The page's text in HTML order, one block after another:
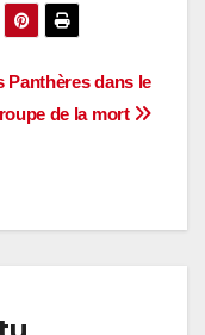
Panthères dans le
de la mort